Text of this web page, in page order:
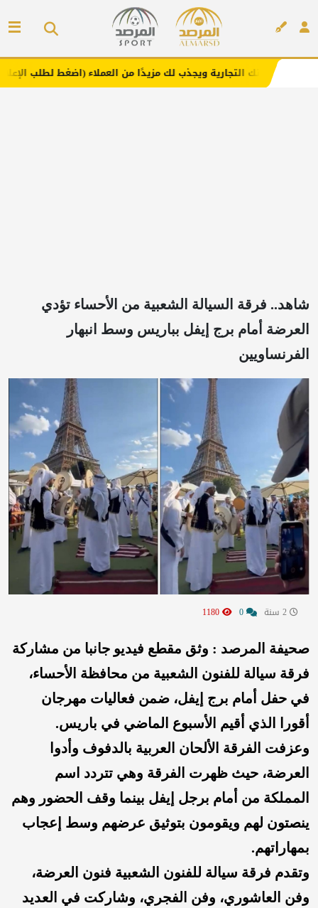
ويجذب لك مزيدًا من العملاء (اضغط لطلب الإعلان)
شاهد.. فرقة السيالة الشعبية من الأحساء تؤدي
العرضة أمام برج إيفل بباريس وسط انبهار
الفرنساويين
صحيفة المرصد : وثق مقطع فيديو جانبا من مشاركة
فرقة سيالة للفنون الشعبية من محافظة الأحساء،
في حفل أمام برج إيفل، ضمن فعاليات مهرجان
أقورا الذي أقيم الأسبوع الماضي في باريس.
وعزفت الفرقة الألحان العربية بالدفوف وأدوا
العرضة، حيث ظهرت الفرقة وهي تتردد اسم
المملكة من أمام برجل إيفل بينما وقف الحضور وهم
ينصتون لهم ويقومون بتوثيق عرضهم وسط إعجاب
بمهاراتهم.
وتقدم فرقة سيالة للفنون الشعبية فنون العرضة،
وفن العاشوري، وفن الفجري، وشاركت في العديد